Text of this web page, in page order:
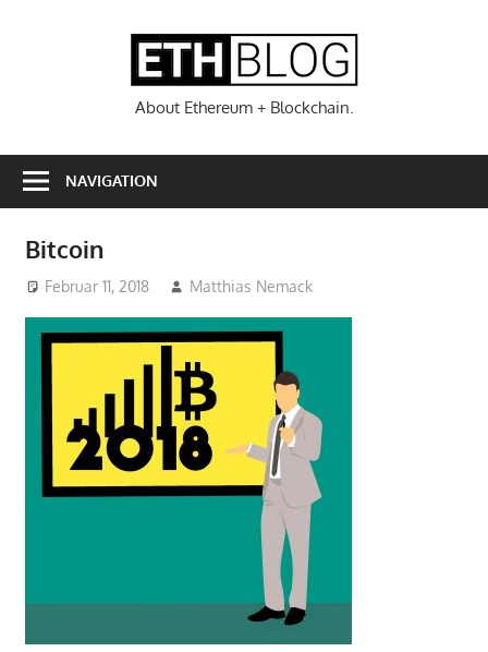
About Ethereum + Blockchain.
NAVIGATION
Bitcoin
Februar 11, 2018 Matthias Nemack